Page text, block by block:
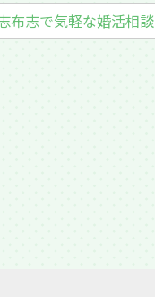
布志で気軽な婚活相